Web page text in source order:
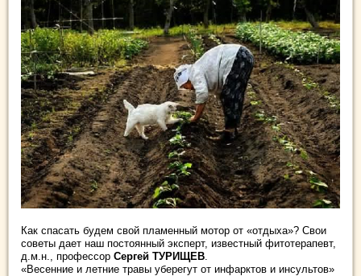
Как спасать будем свой пламенный мотор от «отдыха»? Свои
советы дает наш постоянный эксперт, известный фитотерапевт,
д.м.н., профессор Сергей ТУРИЩЕВ.
«Весенние и летние травы уберегут от инфарктов и инсультов»